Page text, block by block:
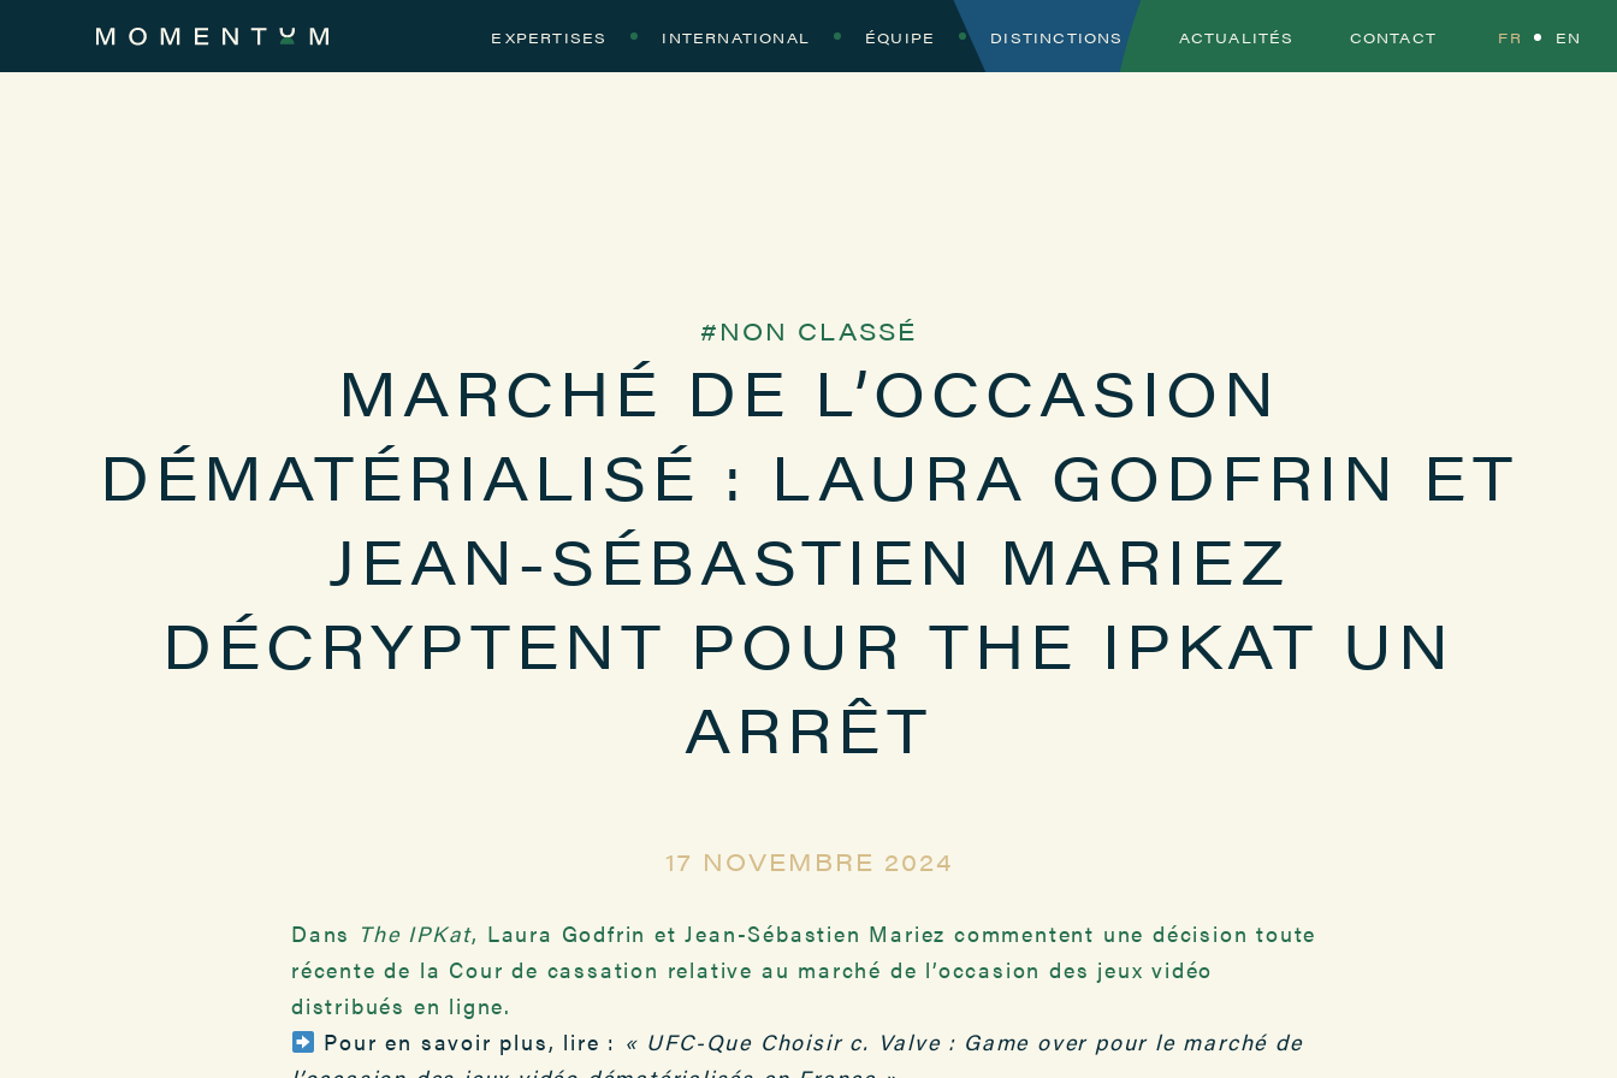
EXPERTISES INTERNATIONAL ÉQUIPE DISTINCTIONS ACTUALITÉS CONTACT FR EN
NON CLASSÉ
MARCHÉ DE L’OCCASION
DÉMATÉRIALISÉ : LAURA GODFRIN ET
JEAN-SÉBASTIEN MARIEZ
DÉCRYPTENT POUR THE IPKAT UN
ARRÊT
17 NOVEMBRE 2024
Dans The IPKat, Laura Godfrin et Jean-Sébastien Mariez commentent une décision toute
récente de la Cour de cassation relative au marché de l’occasion des jeux vidéo
distribués en ligne.
Pour en savoir plus, lire : « UFC-Que Choisir c. Valve : Game over pour le marché de